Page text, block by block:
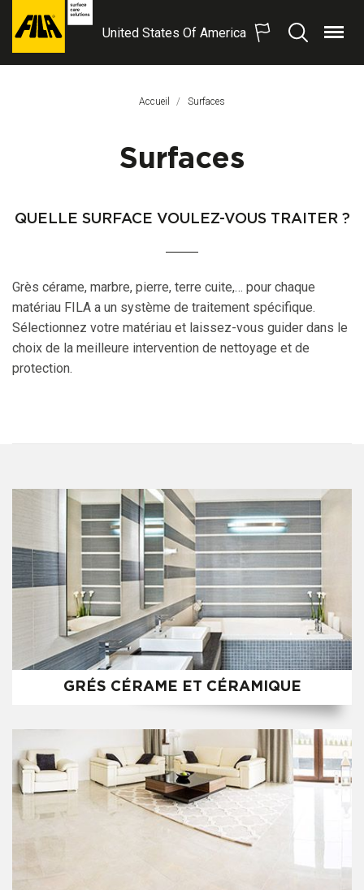
FILA
United States Of America
Recherche
Menu
Accueil Page Actuelle:
Surfaces
Surfaces
QUELLE SURFACE VOULEZ-VOUS TRAITER ?
Grès cérame, marbre, pierre, terre cuite,… pour chaque
matériau FILA a un système de traitement spécifique.
Sélectionnez votre matériau et laissez-vous guider dans le
choix de la meilleure intervention de nettoyage et de
protection.
GRÉS CÉRAME ET CÉRAMIQUE